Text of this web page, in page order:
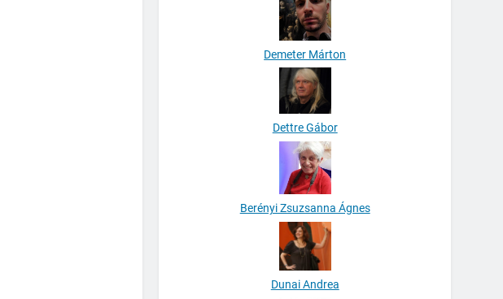
Demeter Márton
Dettre Gábor
Berényi Zsuzsanna Ágnes
Dunai Andrea